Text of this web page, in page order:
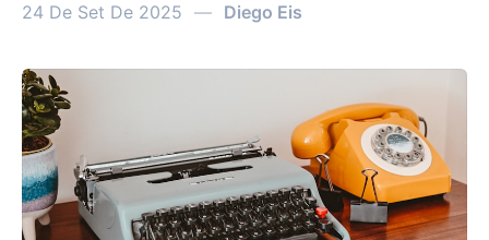
24 De Set De 2025 — Diego Eis